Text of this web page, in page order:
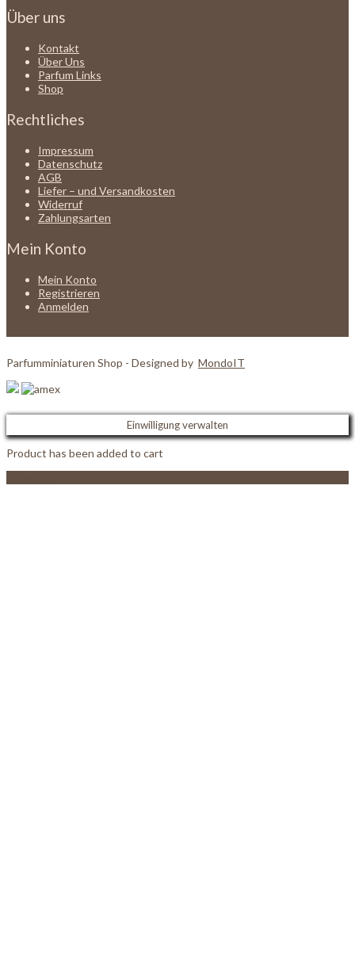
Über uns
Kontakt
Über Uns
Parfum Links
Shop
Rechtliches
Impressum
Datenschutz
AGB
Liefer – und Versandkosten
Widerruf
Zahlungsarten
Mein Konto
Mein Konto
Registrieren
Anmelden
Parfumminiaturen Shop - Designed by MondoIT
Einwilligung verwalten
Product has been added to cart